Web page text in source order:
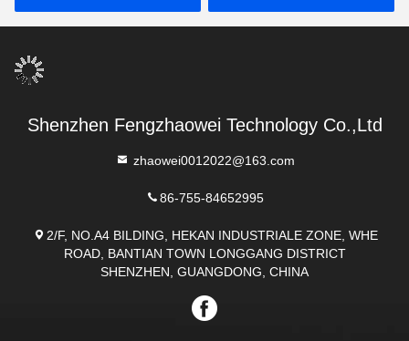
toepassingen
Shenzhen Fengzhaowei Technology Co.,Ltd
zhaowei0012022@163.com
86-755-84652995
2/F, NO.A4 BILDING, HEKAN INDUSTRIALE ZONE, WHE
ROAD, BANTIAN TOWN LONGGANG DISTRICT
SHENZHEN, GUANGDONG, CHINA